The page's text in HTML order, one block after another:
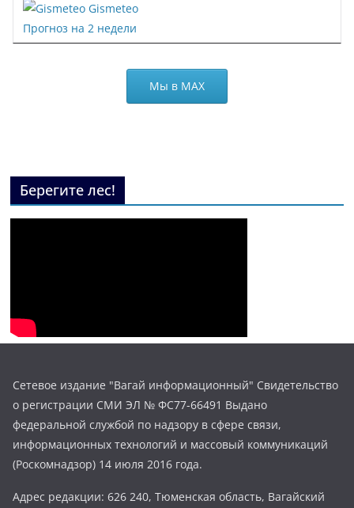
Gismeteo
Прогноз на 2 недели
Мы в МАХ
Берегите лес!
Сетевое издание "Вагай информационный" Свидетельство
о регистрации СМИ ЭЛ № ФС77-66491 Выдано
федеральной службой по надзору в сфере связи,
информационных технологий и массовый коммуникаций
(Роскомнадзор) 14 июля 2016 года.
Адрес редакции: 626 240, Тюменская область, Вагайский